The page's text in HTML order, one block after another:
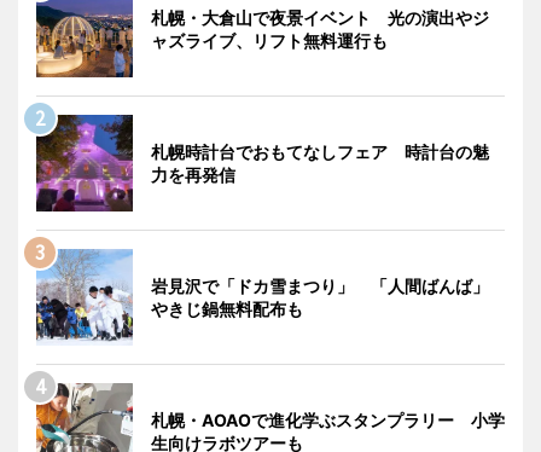
札幌・大倉山で夜景イベント 光の演出やジ
ャズライブ、リフト無料運行も
札幌時計台でおもてなしフェア 時計台の魅
力を再発信
岩見沢で「ドカ雪まつり」 「人間ばんば」
やきじ鍋無料配布も
札幌・AOAOで進化学ぶスタンプラリー 小学
生向けラボツアーも